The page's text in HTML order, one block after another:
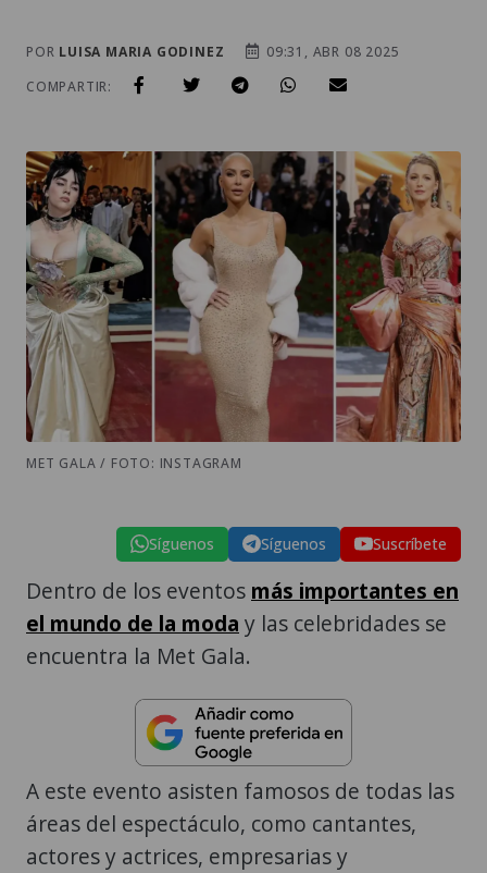
POR LUISA MARIA GODINEZ
09:31, ABR 08 2025
COMPARTIR:
MET GALA / FOTO: INSTAGRAM
Síguenos Síguenos Suscríbete
Dentro de los eventos más importantes en
el mundo de la moda y las celebridades se
encuentra la Met Gala.
A este evento asisten famosos de todas las
áreas del espectáculo, como cantantes,
actores y actrices, empresarias y